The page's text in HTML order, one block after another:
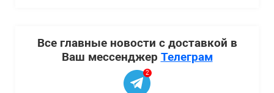
Все главные новости с доставкой в
Ваш мессенджер Телеграм
2